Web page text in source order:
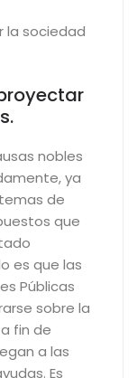
la sociedad
nobles
ya
de
que
es que las
Públicas
sobre la
fin de
a las
Es